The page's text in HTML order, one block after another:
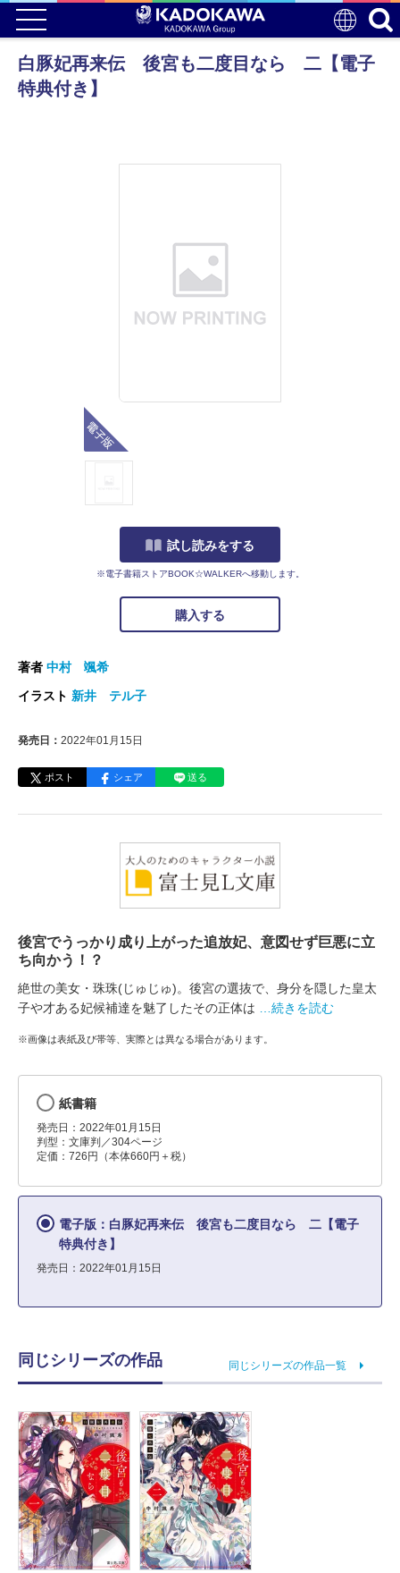
白豚妃再来伝 後宮も二度目なら 二【電子
特典付き】
試し読みをする
※電子書籍ストアBOOK☆WALKERへ移動します。
購入する
著者 中村 颯希
イラスト 新井 テル子
発売日： 2022年01月15日
ポスト シェア 送る
後宮でうっかり成り上がった追放妃、意図せず巨悪に立
ち向かう！？
絶世の美女・珠珠(じゅじゅ)。後宮の選抜で、身分を隠した皇太
子や才ある妃候補達を魅了したその正体は
…続きを読む
※画像は表紙及び帯等、実際とは異なる場合があります。
紙書籍
発売日：2022年01月15日
判型：文庫判／304ページ
定価：726円（本体660円＋税）
電子版：白豚妃再来伝 後宮も二度目なら 二【電子
特典付き】
発売日：2022年01月15日
同じシリーズの作品 同じシリーズの作品一覧